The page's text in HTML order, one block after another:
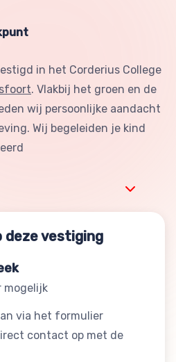
in het Corderius College
. Vlakbij het groen en de
wij persoonlijke aandacht
Wij begeleiden je kind
deze vestiging
mogelijk
via het formulier
contact op met de